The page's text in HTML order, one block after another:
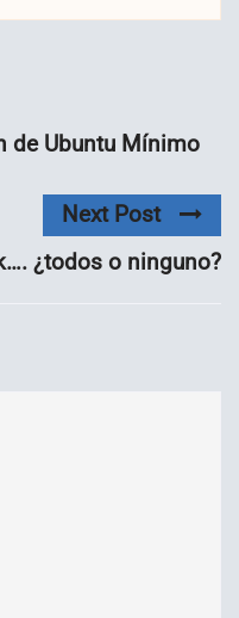
de Ubuntu Mínimo
Next Post
¿todos o ninguno?